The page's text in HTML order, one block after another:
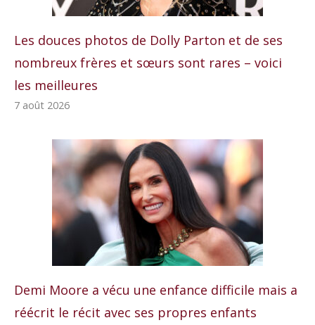
Les douces photos de Dolly Parton et de ses
nombreux frères et sœurs sont rares – voici
les meilleures
7 août 2026
Demi Moore a vécu une enfance difficile mais a
réécrit le récit avec ses propres enfants